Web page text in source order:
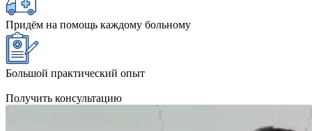
Придём на помощь каждому больному
Большой практический опыт
Получить консультацию